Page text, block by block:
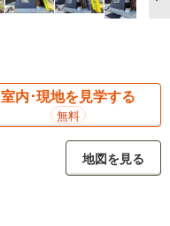
室内･現地を見学する
無料
地図を見る